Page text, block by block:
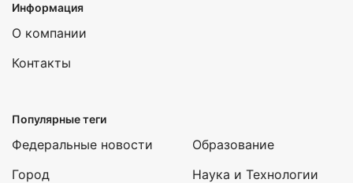
Информация
О компании
Контакты
Популярные теги
Федеральные новости
Город
Образование
Наука и Технологии